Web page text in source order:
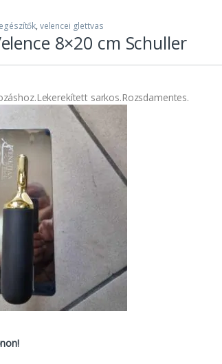
, velencei glettvas
8×20 cm Schuller
sarkos.Rozsdamentes.